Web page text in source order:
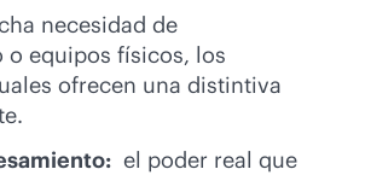
necesidad de
o equipos físicos, los
ofrecen una distintiva
el poder real que